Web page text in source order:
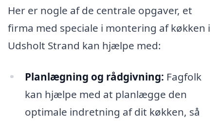
Her er nogle af de centrale opgaver, et
firma med speciale i montering af køkken i
Udsholt Strand kan hjælpe med:
Planlægning og rådgivning: Fagfolk
kan hjælpe med at planlægge den
optimale indretning af dit køkken, så